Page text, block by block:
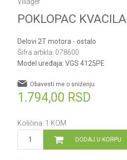
POKLOPAC KVACILA
Delovi 2T motora - ostalo
Šifra artikla: 078600
Model uređaja: VGS 4125PE
1.794,00 RSD
Obavesti me o sniženju
Količina: 1 KOM
DODAJ U KORPU